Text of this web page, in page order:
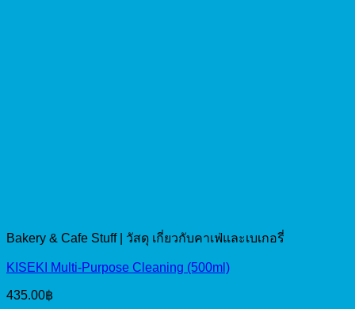
Bakery & Cafe Stuff | วัสดุ เกี่ยวกับคาเฟ่และเบเกอรี่
KISEKI Multi-Purpose Cleaning (500ml)
435.00฿